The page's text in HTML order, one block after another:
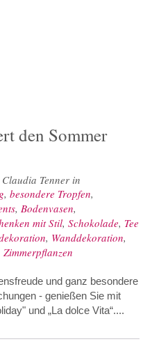
den Sommer
Tenner in
, besondere Tropfen,
, Bodenvasen,
mit Stil, Schokolade, Tee
, Wanddekoration,
Zimmerpflanzen
und ganz besondere
- genießen Sie mit
und „La dolce Vita“....